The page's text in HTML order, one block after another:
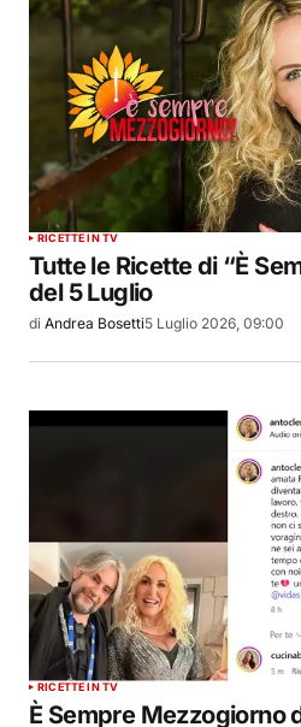
RICETTE IN TV
Tutte le Ricette di “È
del 5 Luglio
di Andrea Bosetti5 Luglio 2026, 09:00
RICETTE IN TV
È Sempre Mezzogiorno